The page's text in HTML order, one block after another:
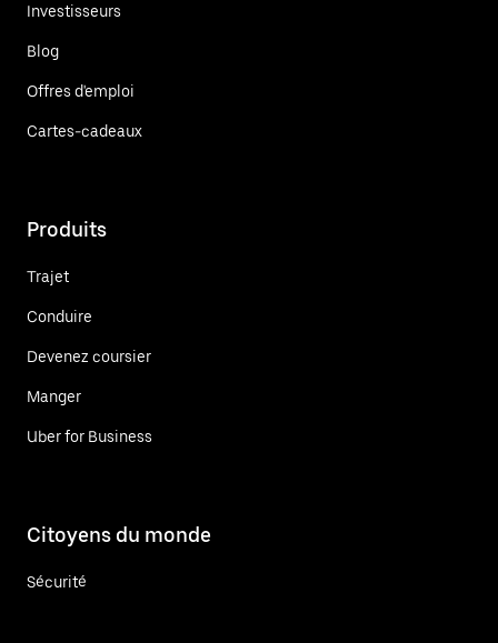
Investisseurs
Blog
Offres d'emploi
Cartes-cadeaux
Produits
Trajet
Conduire
Devenez coursier
Manger
Uber for Business
Citoyens du monde
Sécurité